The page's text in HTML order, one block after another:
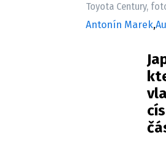
Toyota Century,
Antonín Marek,